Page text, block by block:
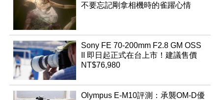
不要忘記剛拿相機時的雀躍心情
Sony FE 70-200mm F2.8 GM OSS
II 即日起正式在台上市！建議售價
NT$76,980
Olympus E-M10評測：承襲OM-D優